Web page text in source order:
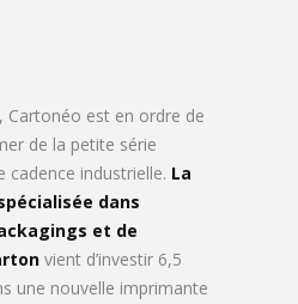
Cartonéo est en ordre de
de la petite série
cadence industrielle. La
dans
et de
vient d’investir 6,5
une nouvelle imprimante